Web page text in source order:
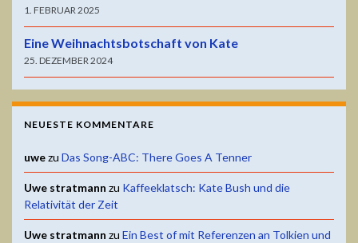
1. FEBRUAR 2025
Eine Weihnachtsbotschaft von Kate
25. DEZEMBER 2024
NEUESTE KOMMENTARE
uwezu Das Song-ABC: There Goes A Tenner
Uwe stratmann zu Kaffeeklatsch: Kate Bush und die
Relativität der Zeit
Uwe stratmann zu Ein Best of mit Referenzen an Tolkien und